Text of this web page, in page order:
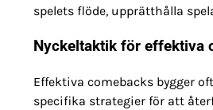
spelets flöde, upprätthålla
Nyckeltaktik för effektiva
Effektiva comebacks bygger
specifika strategier för att